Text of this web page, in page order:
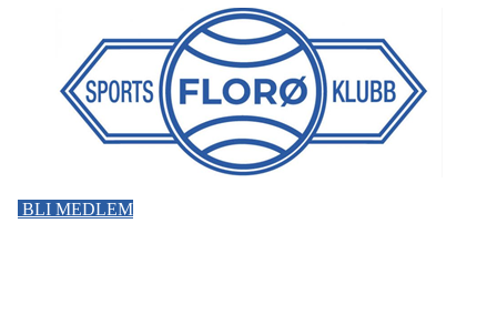
BLI MEDLEM